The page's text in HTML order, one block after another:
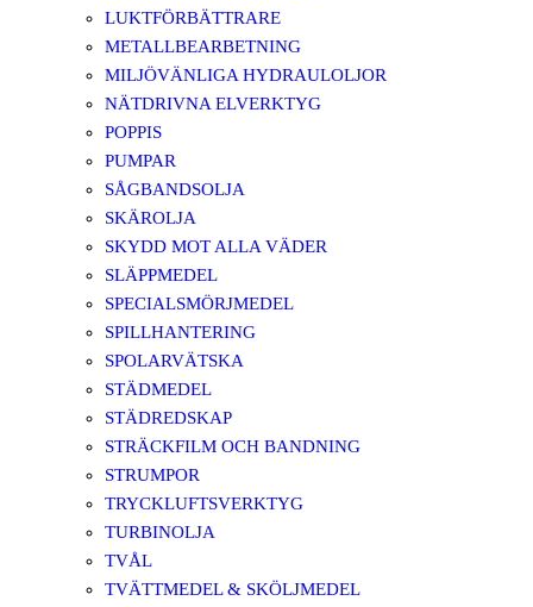
LUKTFÖRBÄTTRARE
METALLBEARBETNING
MILJÖVÄNLIGA HYDRAULOLJOR
NÄTDRIVNA ELVERKTYG
POPPIS
PUMPAR
SÅGBANDSOLJA
SKÄROLJA
SKYDD MOT ALLA VÄDER
SLÄPPMEDEL
SPECIALSMÖRJMEDEL
SPILLHANTERING
SPOLARVÄTSKA
STÄDMEDEL
STÄDREDSKAP
STRÄCKFILM OCH BANDNING
STRUMPOR
TRYCKLUFTSVERKTYG
TURBINOLJA
TVÅL
TVÄTTMEDEL & SKÖLJMEDEL